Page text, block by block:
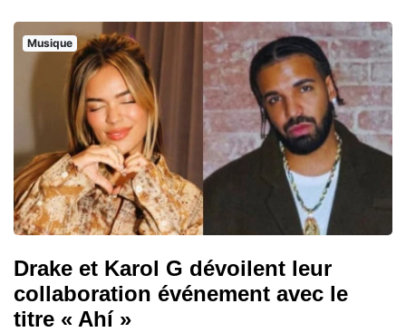
Musique
Drake et Karol G dévoilent leur
collaboration événement avec le
titre « Ahí »